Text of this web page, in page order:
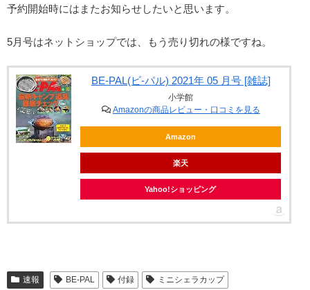
予約開始時にはまたお知らせしたいと思います。
5月号はネットショップでは、もう売り切れの様ですね。
BE-PAL(ビ-パル) 2021年 05 月号 [雑誌]
小学館
Amazonの商品レビュー・口コミを見る
Amazon
楽天
Yahoo!ショッピング
速報 BE-PAL 付録 ミニシェラカップ